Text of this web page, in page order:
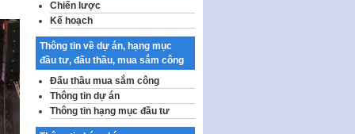
Sửa đổi, bổ sung một số nội
dung tại Nghị quyết số 30/NQ-
CP ngày 24 tháng 02…
Ban hành Chương trình hành
động của Chính phủ thực hiện
Nghị quyết số 02-NQ/TW ngày
17…
THÔNG BÁO Tuyển dụng lao
Chiến lược
Kế hoạch
Thông tin về dự án, hạng mục
đầu tư, đấu thầu, mua sắm công
Đấu thầu mua sắm công
Thông tin dự án
Thông tin hạng mục đầu tư